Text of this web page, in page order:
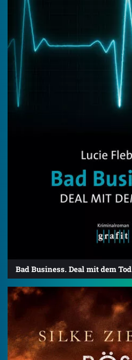
Bad Business. Deal mit dem Tod